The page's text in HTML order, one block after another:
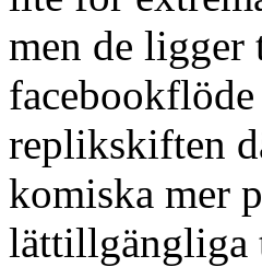
men de
replikskiften
komiska mer
lättillgängliga